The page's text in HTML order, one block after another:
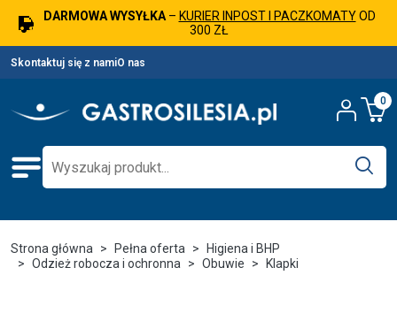
DARMOWA WYSYŁKA– KURIER INPOST I PACZKOMATYOD
300 ZŁ
Skontaktuj się z namiO nas
0
Strona główna Pełna oferta
Higiena i BHP
Odzież robocza i ochronna
Obuwie Klapki